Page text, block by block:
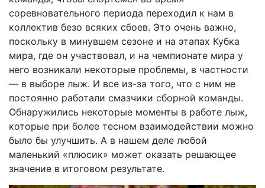
соревновательного периода переходил к нам в
коллектив безо всяких сбоев. Это очень важно,
поскольку в минувшем сезоне и на этапах Кубка
мира, где он участвовал, и на чемпионате мира у
него возникали некоторые проблемы, в частности
— в выборе лыж. И все из-за того, что с ним не
постоянно работали смазчики сборной команды.
Обнаружились некоторые моменты в работе лыж,
которые при более тесном взаимодействии можно
было бы улучшить. А в нашем деле любой
маленький «плюсик» может оказать решающее
значение в итоговом результате.